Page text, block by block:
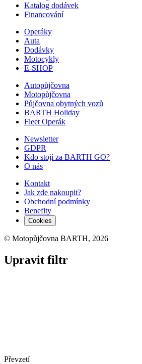
Katalog dodávek
Financování
Operáky
Auta
Dodávky
Motocykly
E-SHOP
Autopůjčovna
Motopůjčovna
Půjčovna obytných vozů
BARTH Holiday
Fleet Operák
Newsletter
GDPR
Kdo stojí za BARTH GO?
O nás
Kontakt
Jak zde nakoupit?
Obchodní podmínky
Benefity
Cookies
© Motopůjčovna BARTH, 2026
Upravit filtr
Převzetí